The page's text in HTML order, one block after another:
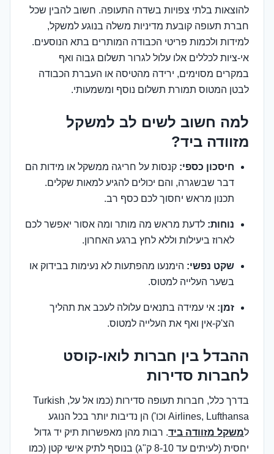
להוצאות בלתי צפויות בשדה התעופה. חשוב להבין שכל
חברת תעופה קובעת מדיניות משלה בנוגע למשקל,
למידות ולכמות פריטי הכבודה המותרים בתא הנוסעים.
אי-ציות לכללים אלו עלול לגרור תשלום גבוה ואף
במקרים מסוימים, ירידה מהטיסה או העברת הכבודה
לבטן המטוס תמורת תשלום נוסף ומשמעותי.
למה חשוב לשים לב למשקל
מזוודה ביד?
חיסכון כספי: קנסות על חריגה ממשקל או מידות הם
דבר שבשגרה, והם יכולים להגיע למאות שקלים.
תכנון מראש יחסוך לכם כסף רב.
נוחות: לדעת מראש מה מותר ומה אסור יאפשר לכם
לארוז ביעילות וללא לחץ ברגע האחרון.
שקט נפשי: הימנעו מהפתעות לא נעימות בבידוק או
בשער העלייה למטוס.
זמן: אי עמידה בתנאים עלולה לעכב את תהליך
הצ'ק-אין ואף את העלייה למטוס.
ההבדל בין חברות לואו-קוסט
לחברות סדירות
בדרך כלל, חברות תעופה סדירות (כמו אל על, Turkish
Airlines, Lufthansa וכו') הן נדיבות יותר בכל הנוגע
למשקל מזוודה ביד. רבות מהן מאפשרות תיק יד גדול
יחסית (לעיתים עד 8-10 ק"ג) בנוסף לתיק אישי קטן (כמו